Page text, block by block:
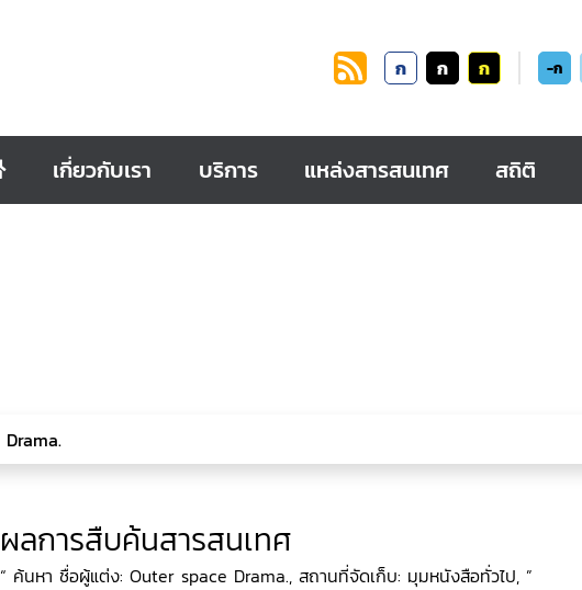
ก ก ก -ก
เกี่ยวกับเรา บริการ แหล่งสารสนเทศ สถิติ
ผลการสืบค้นสารสนเทศ
“ ค้นหา ชื่อผู้แต่ง: Outer space Drama., สถานที่จัดเก็บ: มุมหนังสือทั่วไป, ”